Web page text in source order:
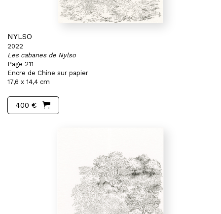
NYLSO
2022
Les cabanes de Nylso
Page 211
Encre de Chine sur papier
17,6 x 14,4 cm
400 €